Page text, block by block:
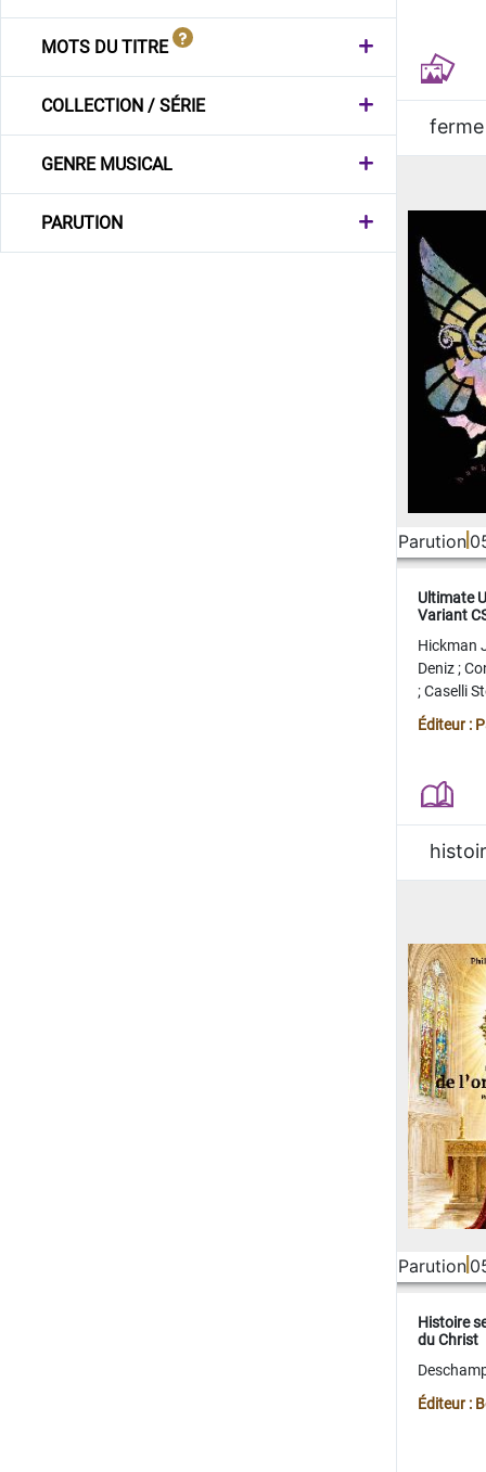
MOTS DU TITRE
COLLECTION / SÉRIE
GENRE MUSICAL
PARUTION
ferme
Parution
Ultimate
Variant
Hickman
Deniz;
;Caselli
Juan
Éditeur :
Parution
Histoire
du Christ
Éditeur :